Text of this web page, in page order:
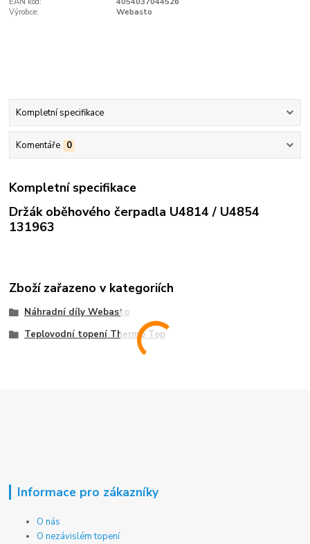
Výrobce:
Webasto
Kompletní specifikace
Komentáře 0
Kompletní specifikace
Držák oběhového čerpadla U4814 / U4854
131963
Zboží zařazeno v kategoriích
Náhradní díly Webasto
Teplovodní topení Thermo Top
Informace pro zákazníky
O nás
O nezávislém topení